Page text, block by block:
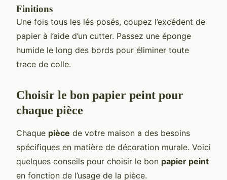
Finitions
Une fois tous les lés posés, coupez l’excédent de
papier à l’aide d’un cutter. Passez une éponge
humide le long des bords pour éliminer toute
trace de colle.
Choisir le bon papier peint pour
chaque pièce
Chaque pièce de votre maison a des besoins
spécifiques en matière de décoration murale. Voici
quelques conseils pour choisir le bon papier peint
en fonction de l’usage de la pièce.